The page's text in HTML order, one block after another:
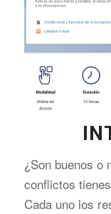
¿Son buenos o
conflictos
Cada uno los